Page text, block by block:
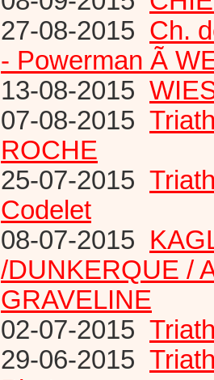
27-08-2015 Ch.
- Powerman Ã
13-08-2015
07-08-2015
ROCHE
25-07-2015
Codelet
08-07-2015
/DUNKERQUE /
GRAVELINE
02-07-2015
29-06-2015